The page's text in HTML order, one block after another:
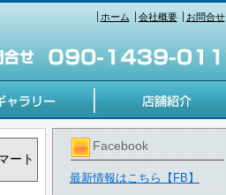
ホーム 会社概要 お問合せ
Facebook
最新情報はこちら【FB】
ート